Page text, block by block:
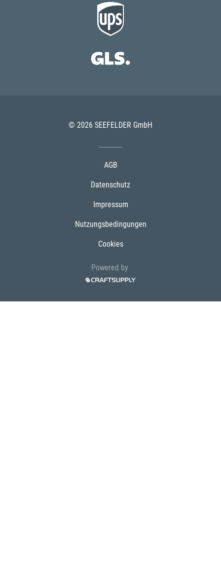
© 2026 SEEFELDER GmbH
AGB
Datenschutz
Impressum
Nutzungsbedingungen
Cookies
Powered by